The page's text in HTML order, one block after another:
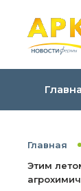
Главная
Этим